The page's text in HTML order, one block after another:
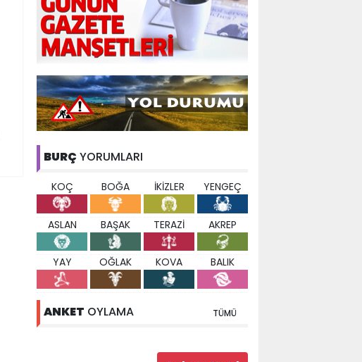
BURÇ YORUMLARI
KOÇ BOĞA İKİZLER YENGEÇ
ASLAN BAŞAK TERAZİ AKREP
YAY OĞLAK KOVA BALIK
ANKET OYLAMA TÜMÜ